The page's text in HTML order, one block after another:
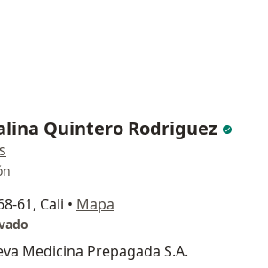
Quintero Rodriguez
61, Cali • Mapa
Medicina Prepagada S.A.